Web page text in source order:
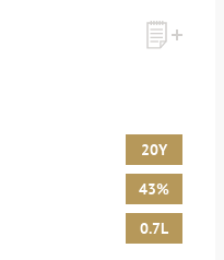
20Y
43%
0.7L